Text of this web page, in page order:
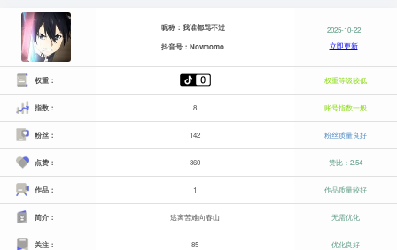
昵称：我谁都骂不过
抖音号：Novmomo
2025-10-22
立即更新
权重： 权重等级较低
指数： 8 账号指数一般
粉丝： 142 粉丝质量良好
点赞： 360 赞比：2.54
作品： 1 作品质量较好
简介： 逃离苦难向春山 无需优化
关注： 85 优化良好